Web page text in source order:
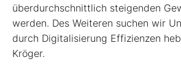
überdurchschnittlich steigenden
werden. Des Weiteren suchen wir
durch Digitalisierung Effizienzen
Kröger.